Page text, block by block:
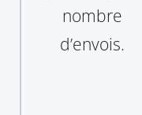
nombre
d’envois.